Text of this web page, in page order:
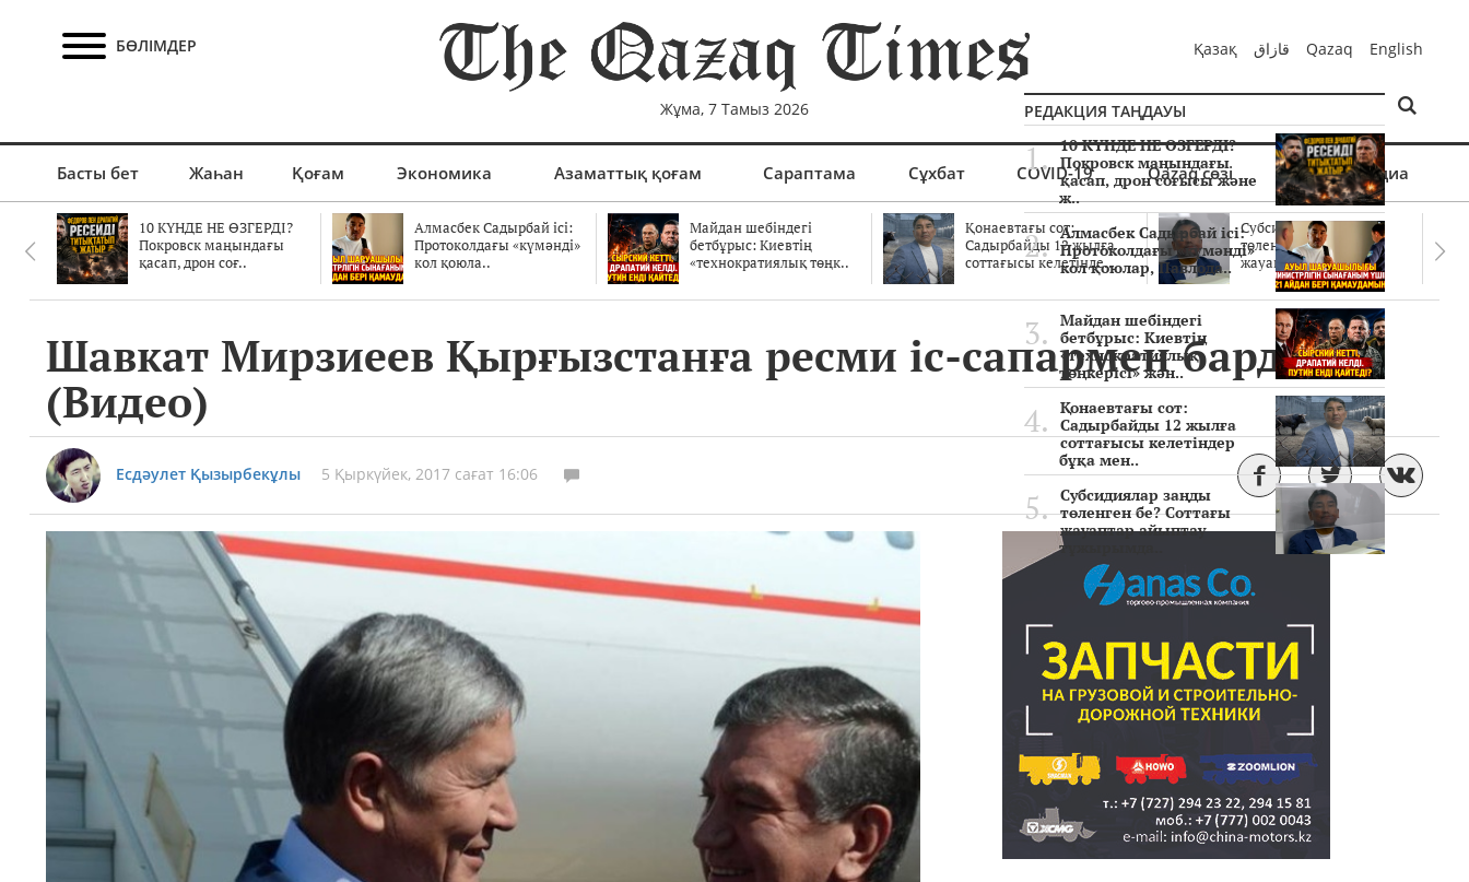
БӨЛІМДЕР
Жұма, 7 Тамыз 2026
Қазақ قازاق Qazaq English
Басты бет Жаһан Қоғам Экономика Азаматтық қоғам Сараптама Сұхбат COVID-19 Qazaq сөзі Мультимедиа
10 КҮНДЕ НЕ ӨЗГЕРДІ?
Покровск маңындағы
қасап, дрон соғ..
Алмасбек Садырбай ісі:
Протоколдағы «күмәнді»
кол қоюла..
Майдан шебіндегі
бетбұрыс: Киевтің
«технократиялық төңк..
Қонаевтағы сот:
Садырбайды 12 жылға
соттағысы келетінде..
Субсидиялар заңды
төленген бе? Соттағы
жауаптар айыптау..
Шавкат Мирзиеев Қырғызстанға ресми іс-сапармен барды
(Видео)
Есдәулет Қызырбекұлы 5 Қыркүйек, 2017 сағат 16:06
РЕДАКЦИЯ ТАҢДАУЫ
10 КҮНДЕ НЕ ӨЗГЕРДІ?
Покровск маңындағы
қасап, дрон соғысы және
ж..
Алмасбек Садырбай ісі:
Протоколдағы «күмәнді»
кол қоюлар, Павлода..
Майдан шебіндегі
бетбұрыс: Киевтің
«технократиялық
төңкерісі» жән..
Қонаевтағы сот:
Садырбайды 12 жылға
соттағысы келетіндер
бұқа мен..
Субсидиялар заңды
төленген бе? Соттағы
жауаптар айыптау
тұжырымда..